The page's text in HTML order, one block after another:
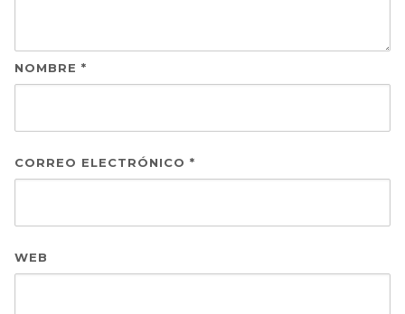
NOMBRE *
CORREO ELECTRÓNICO *
WEB